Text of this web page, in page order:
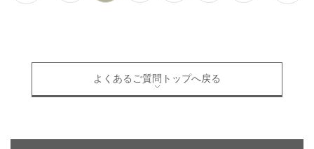
よくあるご質問トップへ戻る